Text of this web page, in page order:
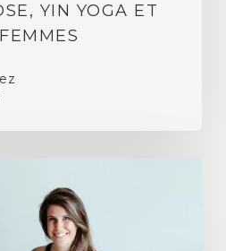
YIN YOGA ET